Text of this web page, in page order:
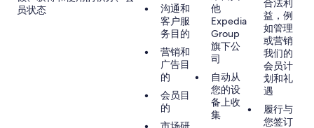
员状态
沟通和
客户服
务目的
营销和
广告目
的
会员目
的
他
Expedia
Group
旗下公
司
自动从
您的设
备上收
集
合法利
益，例
如管理
或营销
我们的
会员计
划和礼
遇
履行与
您签订